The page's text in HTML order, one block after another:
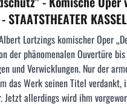
KASSEL
Lortzings komischer Oper
der phänomenalen Ouvertüre
und Verwicklungen. Nur der
das Werk seinen Titel
Jetzt allerdings wird ihm